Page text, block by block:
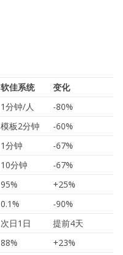
软佳系统
变化
1分钟/人
-80%
模板2分钟
-60%
1分钟
-67%
10分钟
-67%
95%
+25%
0.1%
-90%
次日1日
提前4天
88%
+23%